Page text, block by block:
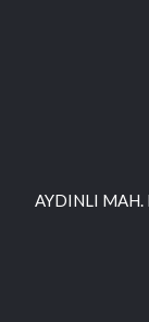
AYDINLI MAH.